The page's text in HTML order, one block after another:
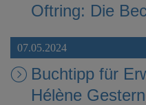
Oftring: Die
07.05.2024
Buchtipp für
Hélène